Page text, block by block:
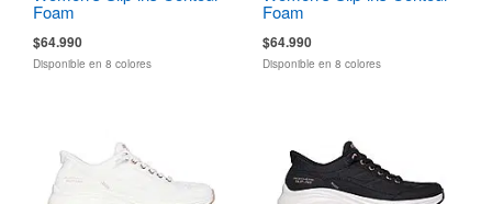
Foam
$64.990
Disponible en 8 colores
Foam
$64.990
Disponible en 8 colores